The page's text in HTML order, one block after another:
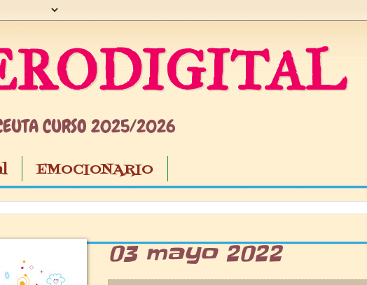
CURSO 2025/2026
EMOCIONARIO
03 mayo 2022